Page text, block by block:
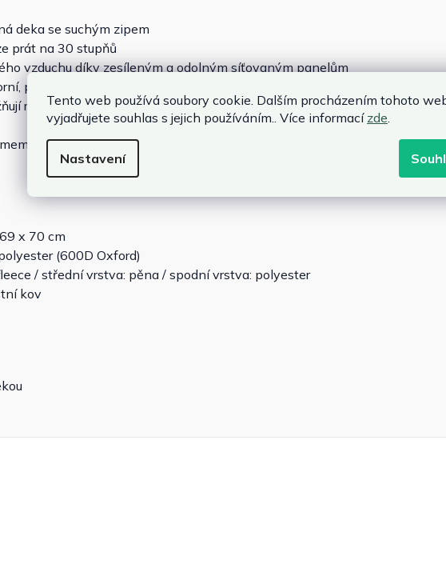
Tento web používá soubory cookie. Dalším procházením tohoto
vyjadřujete souhlas s jejich používáním.. Více informací zde.
Nastavení
deka se suchým zipem
prát na 30 stupňů
vzduchu díky zesíleným a odolným síťovaným panelům
přední, boční)
rychlý a snadný vstup
zapínání na suchý zip
x 70 cm
(600D Oxford)
/ střední vrstva: pěna / spodní vrstva: polyester
kov